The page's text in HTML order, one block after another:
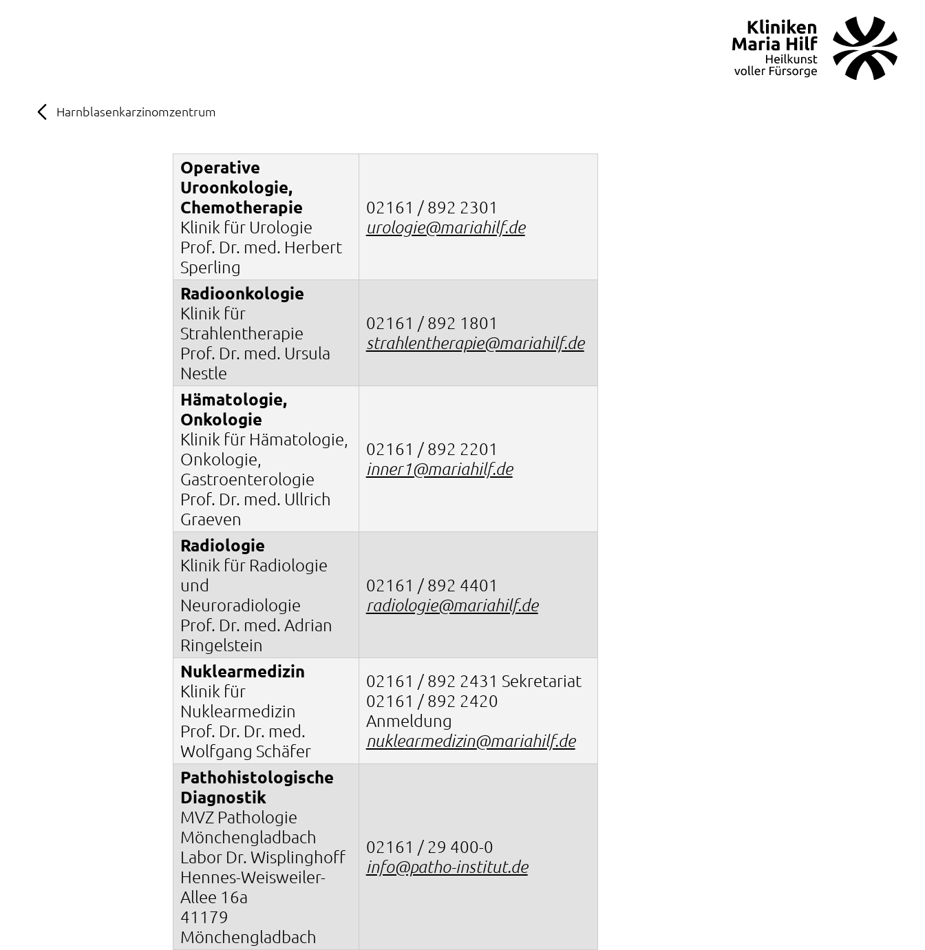
Harnblasenkarzinomzentrum
Operative
Uroonkologie,
Chemotherapie
Klinik für Urologie
Prof. Dr. med. Herbert
Sperling
02161 / 892 2301
urologie@mariahilf.de
Radioonkologie
Klinik für
Strahlentherapie
Prof. Dr. med. Ursula
Nestle
02161 / 892 1801
strahlentherapie@mariahilf.de
Hämatologie,
Onkologie
Klinik für Hämatologie,
Onkologie,
Gastroenterologie
Prof. Dr. med. Ullrich
Graeven
02161 / 892 2201
inner1@mariahilf.de
Radiologie
Klinik für Radiologie
und
Neuroradiologie
Prof. Dr. med. Adrian
Ringelstein
02161 / 892 4401
radiologie@mariahilf.de
Nuklearmedizin
Klinik für
Nuklearmedizin
Prof. Dr. Dr. med.
Wolfgang Schäfer
02161 / 892 2431 Sekretariat
02161 / 892 2420
Anmeldung
nuklearmedizin@mariahilf.de
Pathohistologische
Diagnostik
MVZ Pathologie
Mönchengladbach
Labor Dr. Wisplinghoff
Hennes-Weisweiler-
Allee 16a
41179
Mönchengladbach
02161 / 29 400-0
info@patho-institut.de